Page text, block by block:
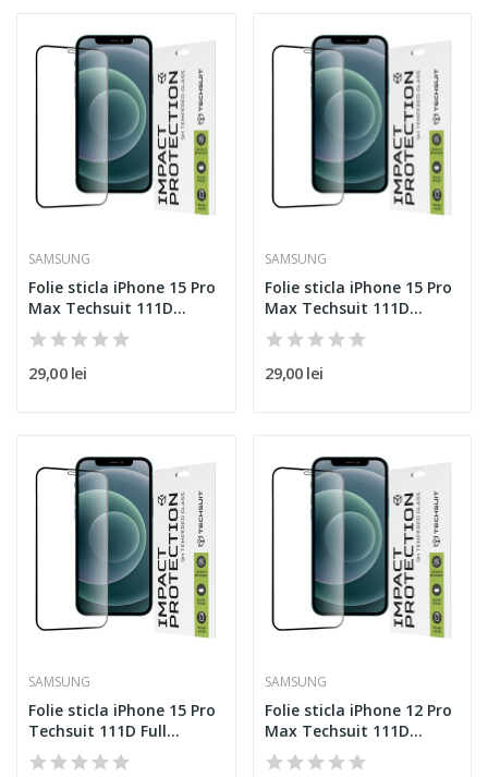
SAMSUNG
Folie sticla iPhone 15 Pro
Max Techsuit 111D...
29,00 lei
SAMSUNG
Folie sticla iPhone 15 Pro
Max Techsuit 111D...
29,00 lei
SAMSUNG
Folie sticla iPhone 15 Pro
Techsuit 111D Full...
SAMSUNG
Folie sticla iPhone 12 Pro
Max Techsuit 111D...